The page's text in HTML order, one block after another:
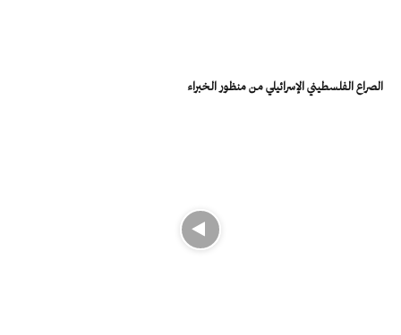
الصراع الفلسطيني الإسرائيلي من منظور الخبراء